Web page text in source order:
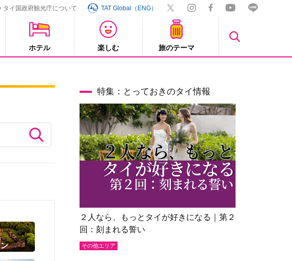
タイ国政府観光庁について TAT Global（ENG）
ホテル 楽しむ 旅のテーマ
特集：とっておきのタイ情報
２人なら、もっとタイが好きになる｜第２
回：刻まれる誓い
その他エリア